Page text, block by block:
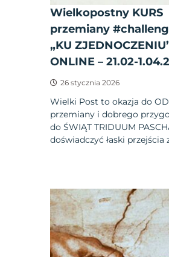
Wielkopostny KURS
przemiany
„KU
ONLINE – 21.02-
26 stycznia 2026
Wielki Post to okazja do
przemiany i dobrego
do ŚWIĄT TRIDUUM
doświadczyć łaski przejścia